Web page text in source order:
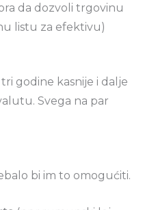
da dozvoli trgovinu
listu za efektivu)
godine kasnije i dalje
Svega na par
bi im to omogućiti.